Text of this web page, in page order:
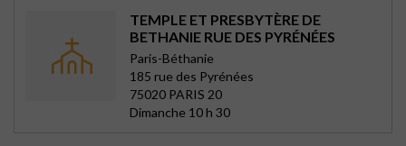
TEMPLE ET PRESBYTÈRE DE
BETHANIE RUE DES PYRÉNÉES
Paris-Béthanie
185 rue des Pyrénées
75020 PARIS 20
Dimanche 10 h 30